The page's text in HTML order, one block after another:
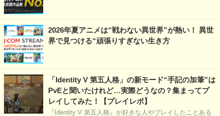
2026年夏アニメは“戦わない異世界”が熱い！ 異世
界で見つける“頑張りすぎない生き方
「Identity V 第五人格」の新モード“手記の加筆”は
PvEと聞いたけれど…実際どうなの？集まってプ
レイしてみた！【プレイレポ】
『Identity V 第五人格』が好きな人やプレイしたことある